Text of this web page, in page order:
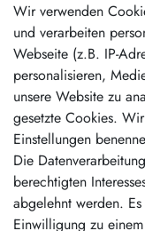
Wir verwenden
und verarbeiten
Webseite (z.B. IP-
personalisieren,
unsere Website zu
gesetzte Cookies.
Einstellungen
Die
berechtigten
abgelehnt werden.
Einwilligung zu